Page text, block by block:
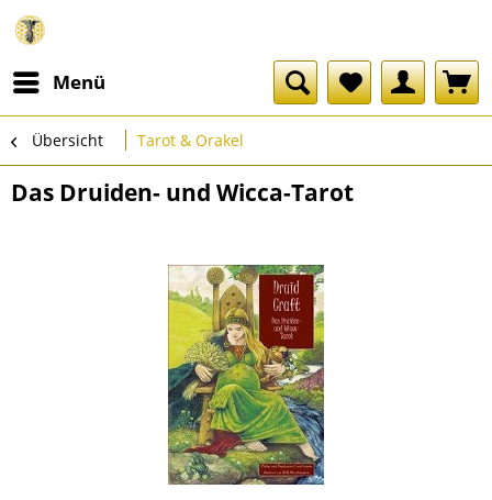
Menü
Übersicht Tarot & Orakel
Das Druiden- und Wicca-Tarot